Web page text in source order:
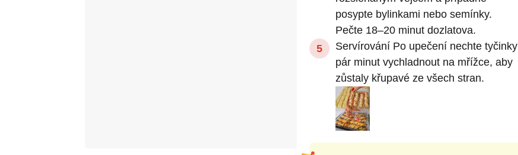
posypte bylinkami nebo semínky.
Pečte 18–20 minut dozlatova.
Servírování Po upečení nechte tyčinky
pár minut vychladnout na mřížce, aby
zůstaly křupavé ze všech stran.